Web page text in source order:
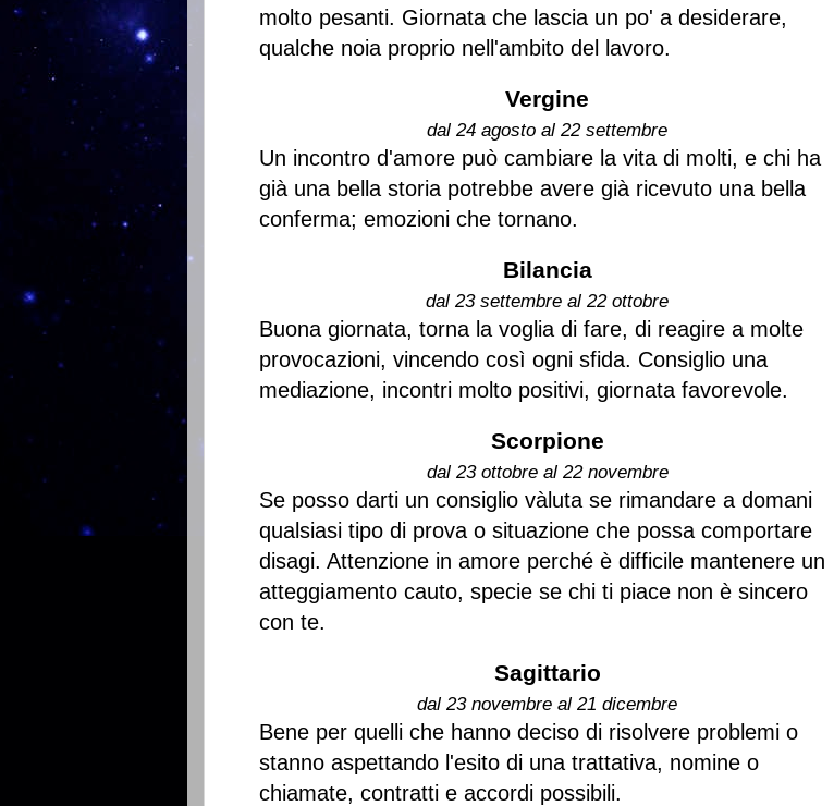
molto pesanti. Giornata che lascia un po' a desiderare,
qualche noia proprio nell'ambito del lavoro.
Vergine
dal 24 agosto al 22 settembre
Un incontro d'amore può cambiare la vita di molti, e chi ha
già una bella storia potrebbe avere già ricevuto una bella
conferma; emozioni che tornano.
Bilancia
dal 23 settembre al 22 ottobre
Buona giornata, torna la voglia di fare, di reagire a molte
provocazioni, vincendo così ogni sfida. Consiglio una
mediazione, incontri molto positivi, giornata favorevole.
Scorpione
dal 23 ottobre al 22 novembre
Se posso darti un consiglio vàluta se rimandare a domani
qualsiasi tipo di prova o situazione che possa comportare
disagi. Attenzione in amore perché è difficile mantenere un
atteggiamento cauto, specie se chi ti piace non è sincero
con te.
Sagittario
dal 23 novembre al 21 dicembre
Bene per quelli che hanno deciso di risolvere problemi o
stanno aspettando l'esito di una trattativa, nomine o
chiamate, contratti e accordi possibili.